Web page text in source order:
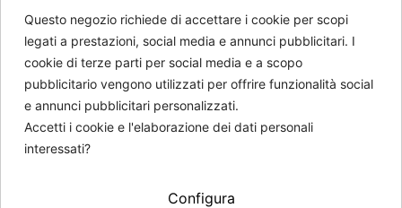
BARTORELLI 1882
Contattaci
Seguici
Newsletter
Questo negozio richiede di accettare i cookie per scopi
legati a prestazioni, social media e annunci pubblicitari. I
cookie di terze parti per social media e a scopo
pubblicitario vengono utilizzati per offrire funzionalità social
e annunci pubblicitari personalizzati.
Accetti i cookie e l'elaborazione dei dati personali
interessati?
Configura